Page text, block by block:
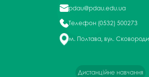
pdau@pdau.edu.ua
Телефон (0532) 500273
м. Полтава, вул.
Дистанційне навчання